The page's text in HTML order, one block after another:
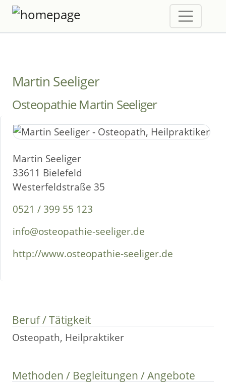
Martin Seeliger
Osteopathie Martin Seeliger
Beruf / Tätigkeit
Osteopath, Heilpraktiker
Methoden / Begleitungen / Angebote
Martin Seeliger
33611 Bielefeld
Westerfeldstraße 35
0521 / 399 55 123
info@osteopathie-seeliger.de
http://www.osteopathie-seeliger.de